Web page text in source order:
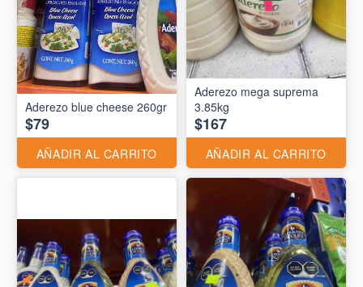
Aderezo blue cheese 260gr
$79
AÑADIR AL CARRITO
Aderezo mega suprema
3.85kg
$167
AÑADIR AL CARRITO